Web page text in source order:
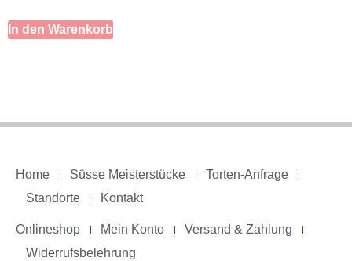
In den Warenkorb
Home Süsse Meisterstücke
Torten-Anfrage
Standorte
Kontakt
Onlineshop Mein Konto
Versand & Zahlung
Widerrufsbelehrung